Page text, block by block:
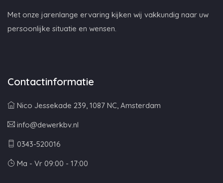
Met onze jarenlange ervaring kijken wij vakkundig naar uw
persoonlijke situatie en wensen.
Contactinformatie
Nico Jessekade 239, 1087 NC, Amsterdam
info@dewerkbv.nl
0343-520016
Ma - Vr 09:00 - 17:00